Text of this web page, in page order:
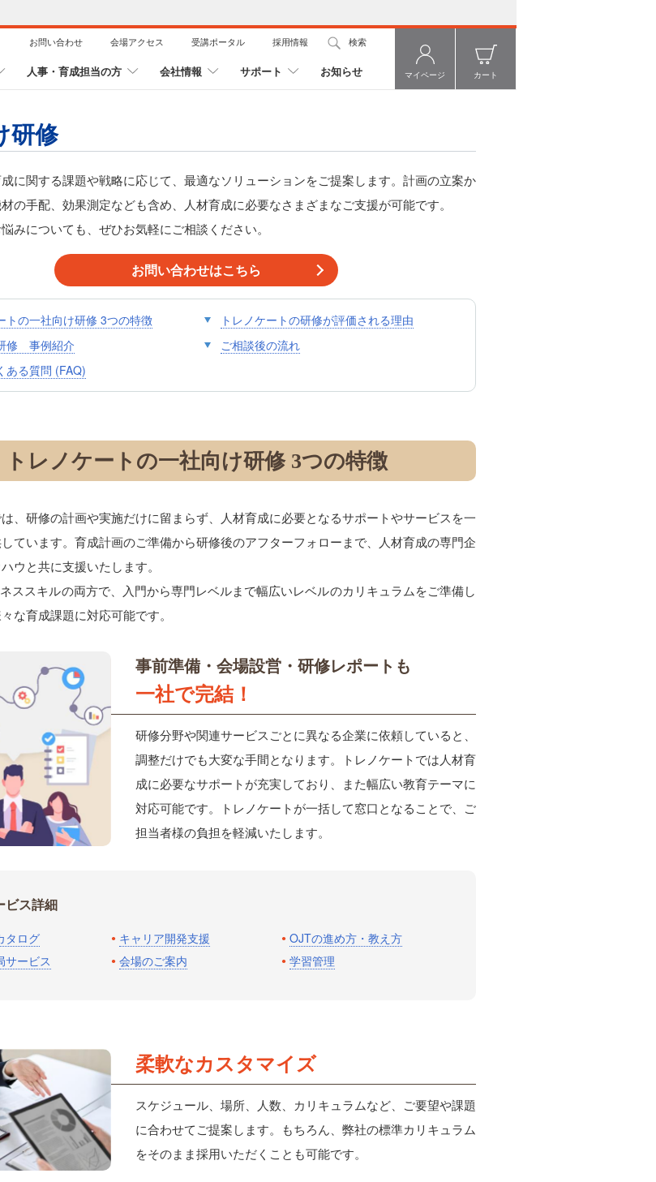
お問い合わせ 会場アクセス 受講ポータル 採用情報 検索
人事・育成担当の方 会社情報 サポート お知らせ マイページ カート
研修
に関する課題や戦略に応じて、最適なソリューションをご提案します。計画の立案か
の手配、効果測定なども含め、人材育成に必要なさまざまなご支援が可能です。
みについても、ぜひお気軽にご相談ください。
お問い合わせはこちら
トの一社向け研修 3つの特徴
トレノケートの研修が評価される理由
修 事例紹介
ご相談後の流れ
ある質問 (FAQ)
トレノケートの一社向け研修 3つの特徴
は、研修の計画や実施だけに留まらず、人材育成に必要となるサポートやサービスを一
ています。育成計画のご準備から研修後のアフターフォローまで、人材育成の専門企
ウと共に支援いたします。
ススキルの両方で、入門から専門レベルまで幅広いレベルのカリキュラムをご準備し
な育成課題に対応可能です。
事前準備・会場設営・研修レポートも
一社で完結！
研修分野や関連サービスごとに異なる企業に依頼していると、
調整だけでも大変な手間となります。トレノケートでは人材育
成に必要なサポートが充実しており、また幅広い教育テーマに
対応可能です。トレノケートが一括して窓口となることで、ご
担当者様の負担を軽減いたします。
ビス詳細
タログ キャリア開発支援
OJTの進め方・教え方
サービス
会場のご案内 学習管理
柔軟なカスタマイズ
スケジュール、場所、人数、カリキュラムなど、ご要望や課題
に合わせてご提案します。もちろん、弊社の標準カリキュラム
をそのまま採用いただくことも可能です。